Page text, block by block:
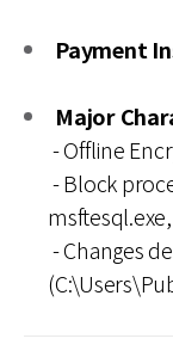
Payment
Major
- Offline
- Block
- Changes